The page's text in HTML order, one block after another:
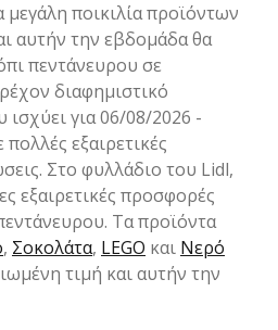
ποικιλία προϊόντων
αυτήν την εβδομάδα θα
πεντάνευρου σε
διαφημιστικό
για 06/08/2026 -
εξαιρετικές
Στο φυλλάδιο του Lidl,
εξαιρετικές προσφορές
Τα προϊόντα
, Σοκολάτα, LEGO και Νερό
τιμή και αυτήν την